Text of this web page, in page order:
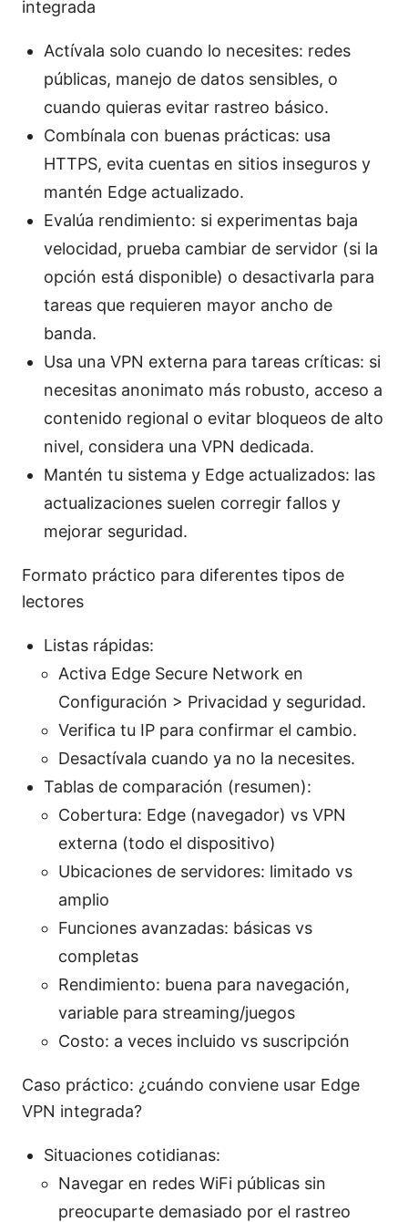
integrada
Actívala solo cuando lo necesites: redes
públicas, manejo de datos sensibles, o
cuando quieras evitar rastreo básico.
Combínala con buenas prácticas: usa
HTTPS, evita cuentas en sitios inseguros y
mantén Edge actualizado.
Evalúa rendimiento: si experimentas baja
velocidad, prueba cambiar de servidor (si la
opción está disponible) o desactivarla para
tareas que requieren mayor ancho de
banda.
Usa una VPN externa para tareas críticas: si
necesitas anonimato más robusto, acceso a
contenido regional o evitar bloqueos de alto
nivel, considera una VPN dedicada.
Mantén tu sistema y Edge actualizados: las
actualizaciones suelen corregir fallos y
mejorar seguridad.
Formato práctico para diferentes tipos de
lectores
Listas rápidas:
Activa Edge Secure Network en
Configuración > Privacidad y seguridad.
Verifica tu IP para confirmar el cambio.
Desactívala cuando ya no la necesites.
Tablas de comparación (resumen):
Cobertura: Edge (navegador) vs VPN
externa (todo el dispositivo)
Ubicaciones de servidores: limitado vs
amplio
Funciones avanzadas: básicas vs
completas
Rendimiento: buena para navegación,
variable para streaming/juegos
Costo: a veces incluido vs suscripción
Caso práctico: ¿cuándo conviene usar Edge
VPN integrada?
Situaciones cotidianas:
Navegar en redes WiFi públicas sin
preocuparte demasiado por el rastreo